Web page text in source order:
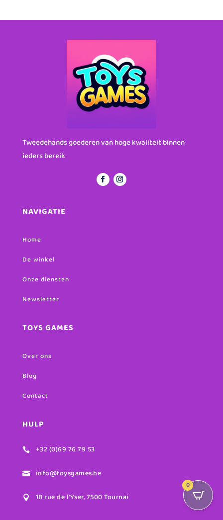
Tweedehands goederen van hoge kwaliteit binnen
ieders bereik
NAVIGATIE
Home
De winkel
Onze diensten
Newsletter
TOYS GAMES
Over ons
Blog
Contact
HULP
 +32 (0)69 76 79 53
 info@toysgames.be
 18 rue de l'Yser, 7500 Tournai
0